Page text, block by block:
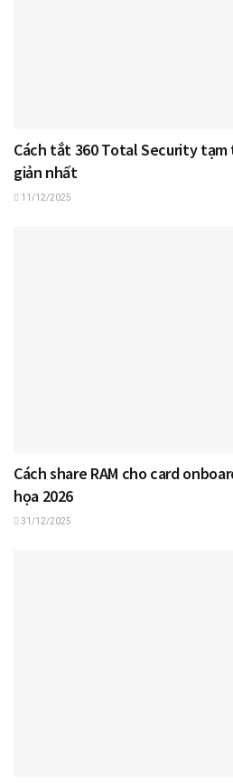
Cách tắt 360 Total Security
giản nhất
11/12/2025
Cách share RAM cho card
họa 2026
31/12/2025